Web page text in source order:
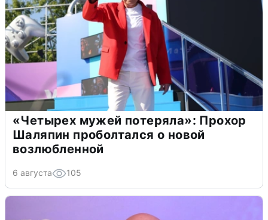
«Четырех мужей потеряла»: Прохор
Шаляпин проболтался о новой
возлюбленной
6 августа 105